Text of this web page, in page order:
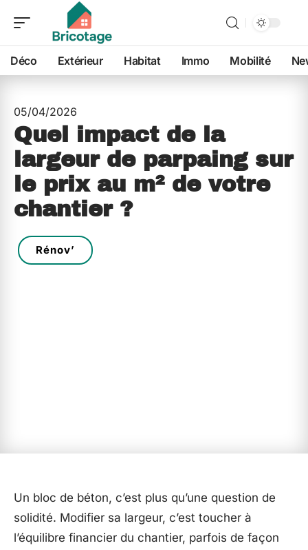
Déco Extérieur Habitat Immo Mobilité
05/04/2026
Quel impact de la
largeur de parpaing sur
le prix au m² de votre
chantier ?
Rénov’
Un bloc de béton, c’est plus qu’une question de
solidité. Modifier sa largeur, c’est toucher à
l’équilibre financier du chantier, parfois de façon